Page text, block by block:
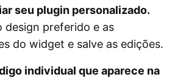
seu plugin personalizado.
design preferido e as
do widget e salve as edições.
individual que aparece na